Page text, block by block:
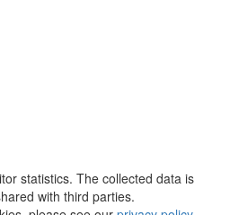
statistics. The collected data is
with third parties.